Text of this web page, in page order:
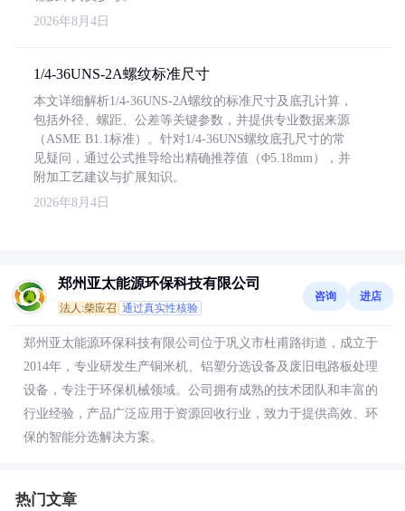
2026年8月4日
1/4-36UNS-2A螺纹标准尺寸
本文详细解析1/4-36UNS-2A螺纹的标准尺寸及底孔计算，
包括外径、螺距、公差等关键参数，并提供专业数据来源
（ASME B1.1标准）。针对1/4-36UNS螺纹底孔尺寸的常
见疑问，通过公式推导给出精确推荐值（Φ5.18mm），并
附加工艺建议与扩展知识。
2026年8月4日
郑州亚太能源环保科技有限公司
法人:柴应召 通过真实性核验
咨询 进店
郑州亚太能源环保科技有限公司位于巩义市杜甫路街道，成立于
2014年，专业研发生产铜米机、铝塑分选设备及废旧电路板处理
设备，专注于环保机械领域。公司拥有成熟的技术团队和丰富的
行业经验，产品广泛应用于资源回收行业，致力于提供高效、环
保的智能分选解决方案。
热门文章